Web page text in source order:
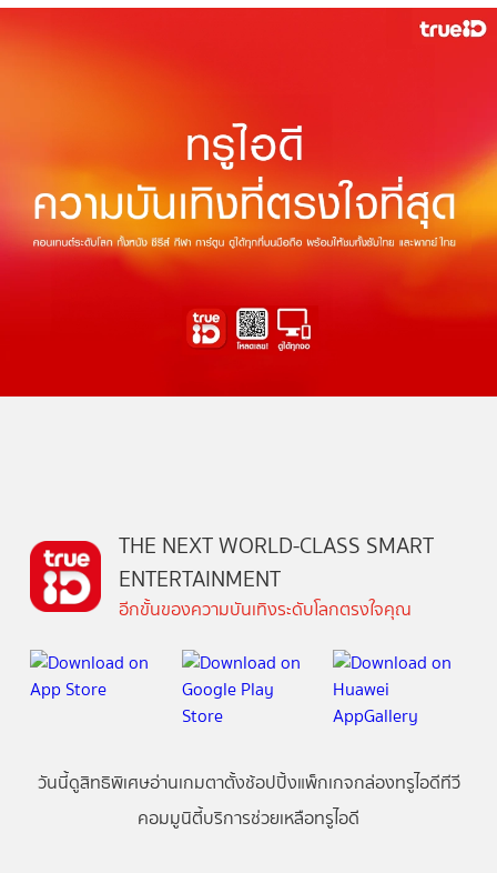
THE NEXT WORLD-CLASS SMART
ENTERTAINMENT
อีกขั้นของความบันเทิงระดับโลกตรงใจคุณ
วันนี้ดูสิทธิพิเศษอ่านเกมตาตั้งช้อปปิ้งแพ็กเกจกล่องทรูไอดีทีวี
คอมมูนิตี้บริการช่วยเหลือทรูไอดี